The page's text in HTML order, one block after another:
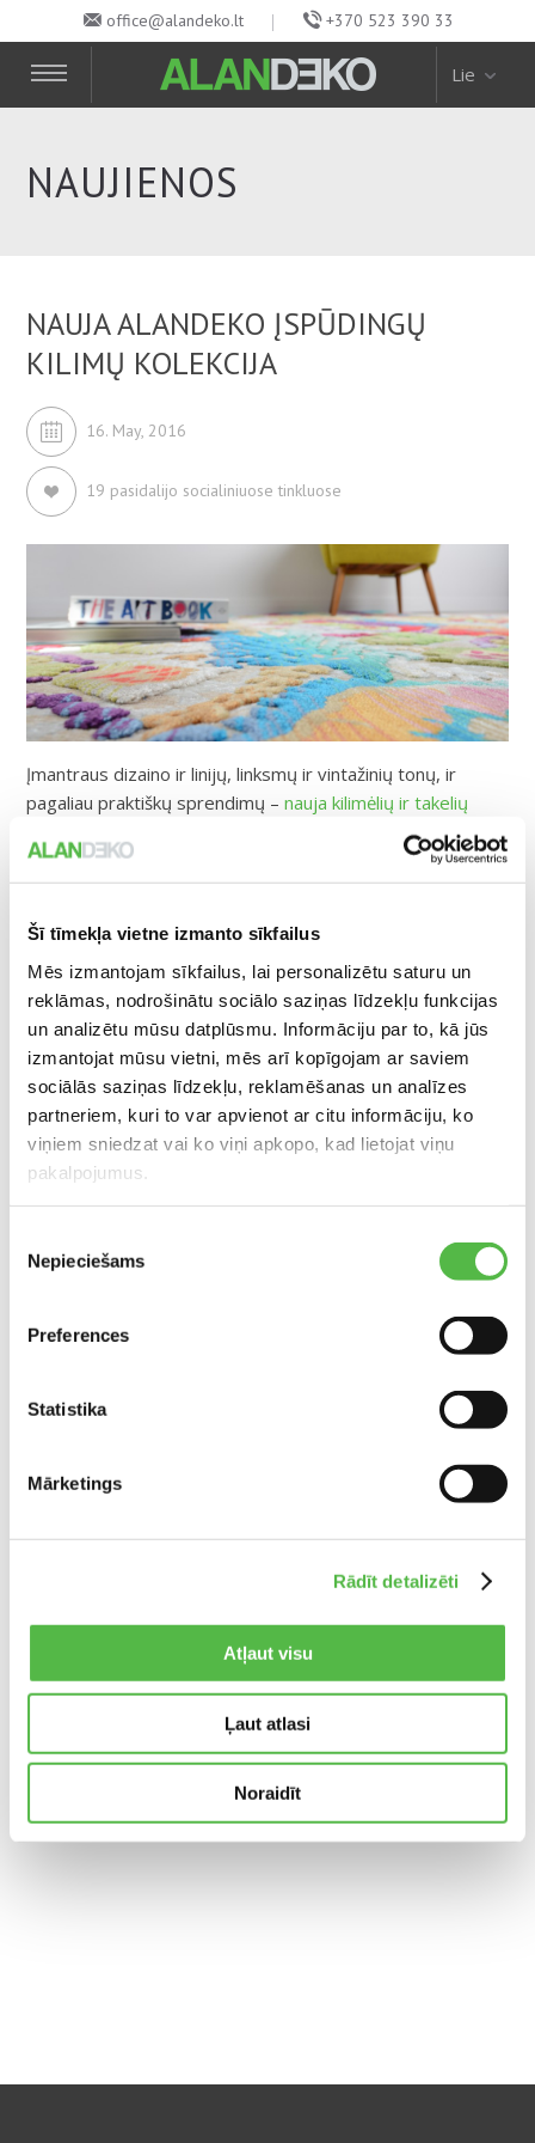
Šī tīmekļa vietne izmanto sīkfailus
Mēs izmantojam sīkfailus, lai personalizētu saturu un
reklāmas, nodrošinātu sociālo saziņas līdzekļu funkcijas
un analizētu mūsu datplūsmu. Informāciju par to, kā jūs
izmantojat mūsu vietni, mēs arī kopīgojam ar saviem
sociālās saziņas līdzekļu, reklamēšanas un analīzes
partneriem, kuri to var apvienot ar citu informāciju, ko
viņiem sniedzat vai ko viņi apkopo, kad lietojat viņu
pakalpojumus.
izvēle
Nepieciešams
Preferences
Statistika
Mārketings
Rādīt detalizēti
Atļaut visu
Ļaut atlasi
Noraidīt
office@alandeko.lt +370 523 390 33
Lie
NAUJIENOS
NAUJA ALANDEKO ĮSPŪDINGŲ
KILIMŲ KOLEKCIJA
16. May, 2016
19 pasidalijo socialiniuose tinkluose
Įmantraus dizaino ir linijų, linksmų ir vintažinių tonų, ir
pagaliau praktiškų sprendimų –nauja kilimėlių ir takelių
Skirtingų dydžių asortimentas, pradedant nuo mažų
kilimais. Kainos prasideda nuo 7 Eur! Pasiūlymai, dėl kurių
neturėtume galvoti ilgą laiką!